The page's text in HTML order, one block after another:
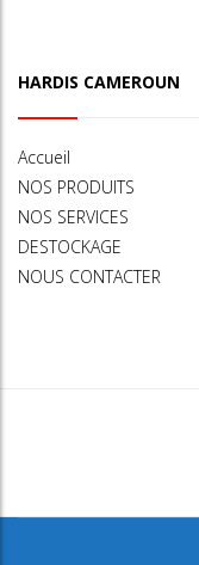
HARDIS CAMEROUN
Accueil
NOS PRODUITS
NOS SERVICES
DESTOCKAGE
NOUS CONTACTER